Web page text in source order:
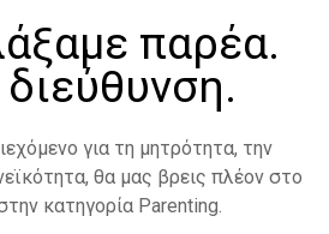
παρέα.
για τη μητρότητα, την
θα μας βρεις πλέον στο
κατηγορία Parenting.